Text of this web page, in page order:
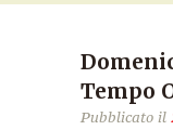
Tempo
Pubblicato il